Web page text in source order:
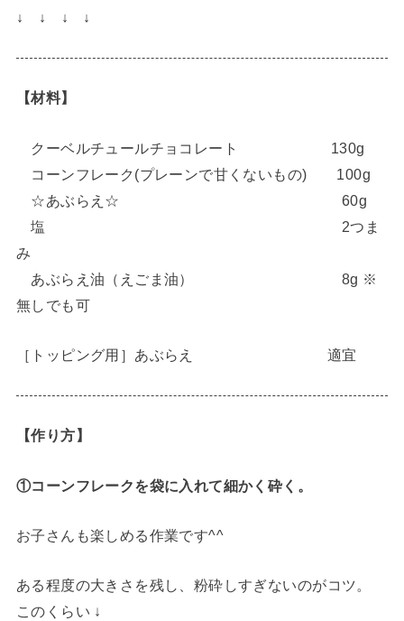
↓ ↓ ↓ ↓
【材料】
クーベルチュールチョコレート 130g
コーンフレーク(プレーンで甘くないもの) 100g
☆あぶらえ☆ 60g
塩 2つま
み
あぶらえ油（えごま油） 8g ※
無しでも可
［トッピング用］あぶらえ 適宜
【作り方】
①コーンフレークを袋に入れて細かく砕く。
お子さんも楽しめる作業です^^
ある程度の大きさを残し、粉砕しすぎないのがコツ。
このくらい ↓